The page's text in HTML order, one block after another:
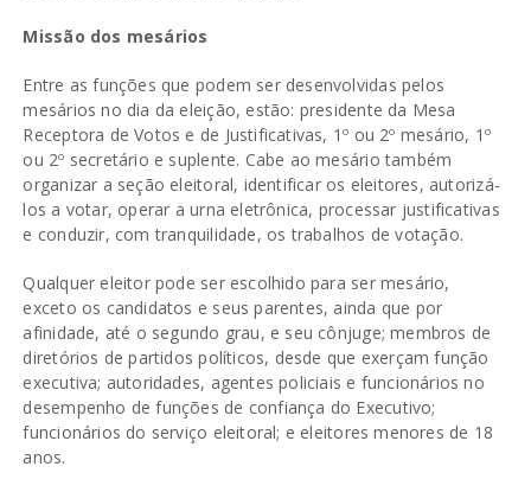
Missão dos mesários
Entre as funções que podem ser desenvolvidas pelos
mesários no dia da eleição, estão: presidente da Mesa
Receptora de Votos e de Justificativas, 1º ou 2º mesário, 1º
ou 2º secretário e suplente. Cabe ao mesário também
organizar a seção eleitoral, identificar os eleitores, autorizá-
los a votar, operar a urna eletrônica, processar justificativas
e conduzir, com tranquilidade, os trabalhos de votação.
Qualquer eleitor pode ser escolhido para ser mesário,
exceto os candidatos e seus parentes, ainda que por
afinidade, até o segundo grau, e seu cônjuge; membros de
diretórios de partidos políticos, desde que exerçam função
executiva; autoridades, agentes policiais e funcionários no
desempenho de funções de confiança do Executivo;
funcionários do serviço eleitoral; e eleitores menores de 18
anos.